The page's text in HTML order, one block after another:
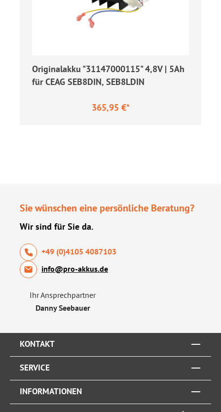
Originalakku "31147000115" 4,8V | 5Ah
für CEAG SEB8DIN, SEB8LDIN
365,95 €*
Sie wünschen eine persönliche Beratung?
Wir sind für Sie da.
+49 (0)4105 4087103
info@pro-akkus.de
Ihr Ansprechpartner
Danny Seebauer
KONTAKT
SERVICE
INFORMATIONEN